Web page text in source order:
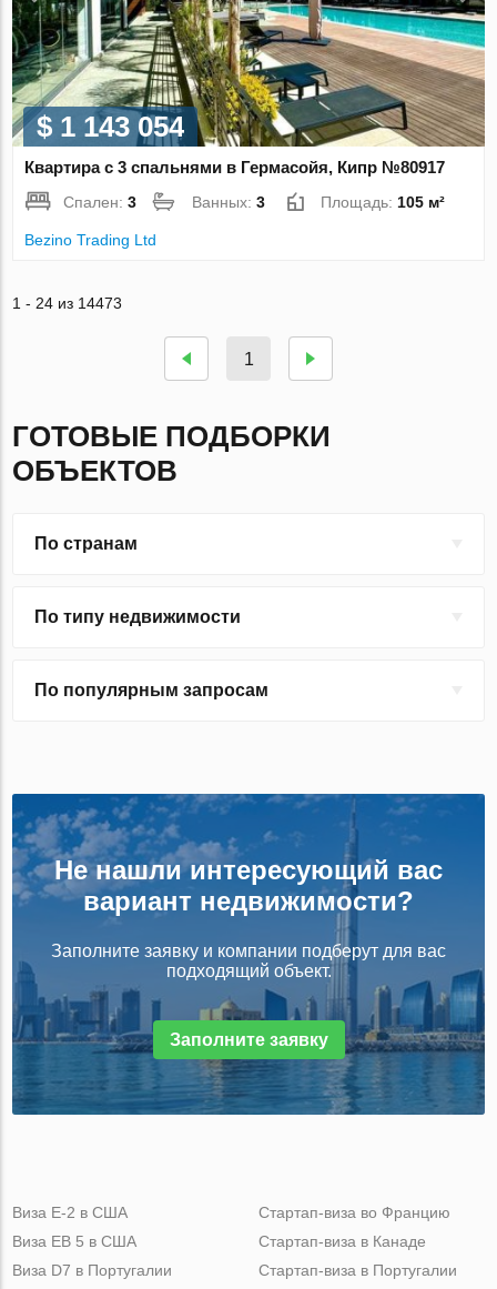
$ 1 143 054
Квартира с 3 спальнями в Гермасойя, Кипр №80917
Спален:3 Ванных:3 Площадь:105 м²
Bezino Trading Ltd
1 - 24 из 14473
1
ГОТОВЫЕ ПОДБОРКИ
ОБЪЕКТОВ
По странам
По типу недвижимости
По популярным запросам
Не нашли интересующий вас
вариант недвижимости?
Заполните заявку и компании подберут для вас
подходящий объект.
Заполните заявку
Виза Е-2 в США
Виза ЕВ 5 в США
Виза D7 в Португалии
Стартап-виза во Францию
Стартап-виза в Канаде
Стартап-виза в Португалии